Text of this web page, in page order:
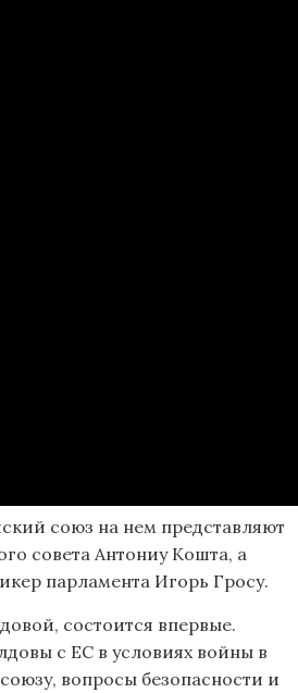
союз на нем представляют
совета Антониу Кошта, а
парламента Игорь Гросу.
состоится впервые.
с ЕС в условиях войны в
вопросы безопасности и